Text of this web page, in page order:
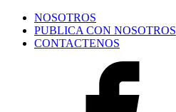
NOSOTROS
PUBLICA CON NOSOTROS
CONTACTENOS